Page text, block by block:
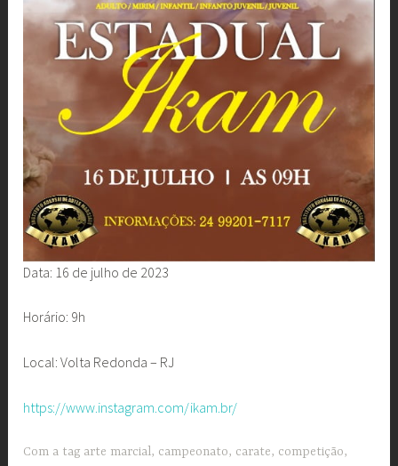
Data: 16 de julho de 2023
Horário: 9h
Local: Volta Redonda – RJ
https://www.instagram.com/ikam.br/
Com a tag arte marcial, campeonato, carate, competição,